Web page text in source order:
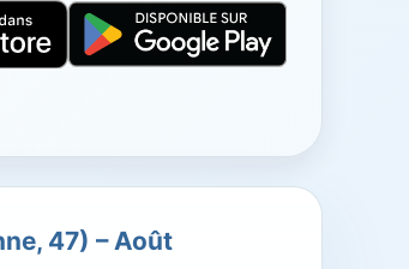
47) – Août